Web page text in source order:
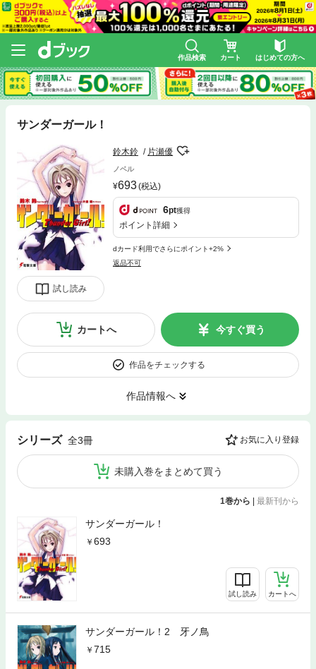
作品検索 カート はじめての方へ
サンダーガール！
試し読み
鈴木鈴 片瀬優
ノベル
693(税込)
6pt獲得
ポイント詳細
dカード利用でさらにポイント+2%
返品不可
カートへ 今すぐ買う
作品をチェックする
作品情報へ
シリーズ 全3冊 お気に入り登録
未購入巻をまとめて買う
1巻から | 最新刊から
サンダーガール！
693
試し読み カートへ
サンダーガール！2 牙ノ鳥
715